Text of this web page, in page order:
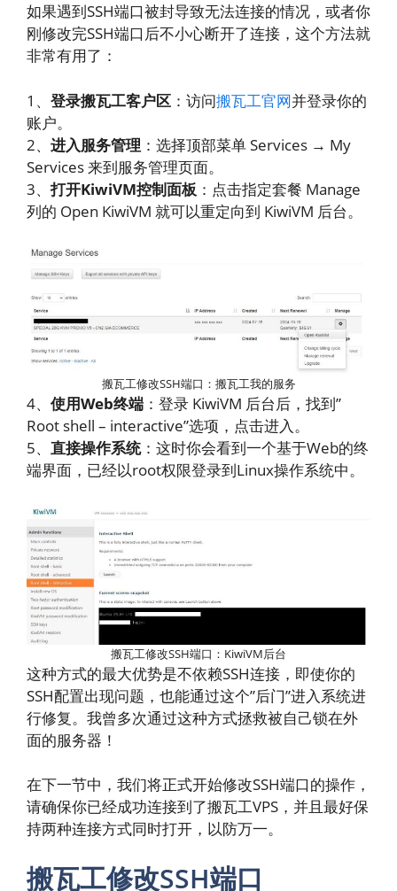
如果遇到SSH端口被封导致无法连接的情况，或者你
刚修改完SSH端口后不小心断开了连接，这个方法就
非常有用了：
1、 登录搬瓦工客户区 ：访问搬瓦工官网并登录你的
账户。
2、 进入服务管理 ：选择顶部菜单 Services → My
Services 来到服务管理页面。
3、 打开KiwiVM控制面板 ：点击指定套餐 Manage
列的 Open KiwiVM 就可以重定向到 KiwiVM 后台。
搬瓦工修改SSH端口：搬瓦工我的服务
4、 使用Web终端 ：登录 KiwiVM 后台后，找到”
Root shell – interactive”选项，点击进入。
5、 直接操作系统：这时你会看到一个基于Web的终
端界面，已经以root权限登录到Linux操作系统中。
搬瓦工修改SSH端口：KiwiVM后台
这种方式的最大优势是不依赖SSH连接，即使你的
SSH配置出现问题，也能通过这个”后门”进入系统进
行修复。我曾多次通过这种方式拯救被自己锁在外
面的服务器！
在下一节中，我们将正式开始修改SSH端口的操作，
请确保你已经成功连接到了搬瓦工VPS，并且最好保
持两种连接方式同时打开，以防万一。
搬瓦工修改SSH端口